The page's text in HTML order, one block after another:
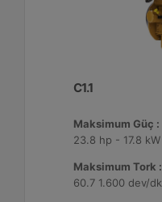
C1.1
Maksimum Güç :
23.8 hp - 17.8 kW
Maksimum Tork :